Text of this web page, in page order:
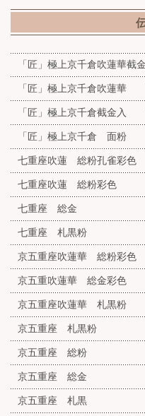
「匠」極上京千倉吹蓮華
「匠」極上京千倉吹蓮華
「匠」極上京千倉截金入
「匠」極上京千倉 面粉
七重座吹蓮 総粉孔雀彩色
七重座吹蓮 総粉彩色
七重座 総金
七重座 札黒粉
京五重座吹蓮華 総粉彩色
京五重吹蓮華 総金彩色
京五重座吹蓮華 札黒粉
京五重座 札黒粉
京五重座 総粉
京五重座 総金
京五重座 札黒